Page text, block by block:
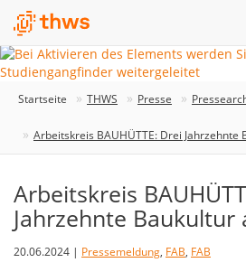
Startseite THWS Presse
Arbeitskreis BAUHÜTTE: Drei Jahrzehnte
Arbeitskreis
Jahrzehnte Baukultur
20.06.2024 | Pressemeldung, FAB, FAB